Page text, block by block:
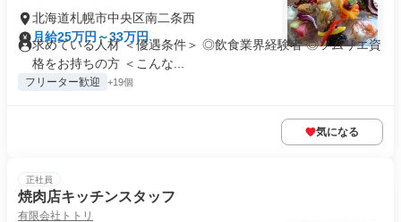
北海道札幌市中央区南二条西
月給25万円～33万円
求めている人材 ＜優遇条件＞ ◎飲食業界経験者 ◎ソムリエ資
格をお持ちの方 ＜こんな...
フリーター歓迎 +19個
気になる
正社員
焼肉店キッチンスタッフ
有限会社トトリ